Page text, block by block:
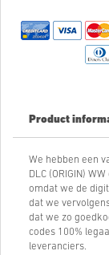
Product
We hebben een
DLC (ORIGIN)
omdat we de
dat we
dat we zo
codes 100%
leveranciers.